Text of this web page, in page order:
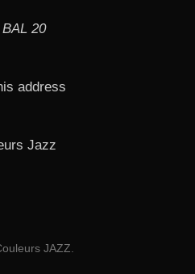
20
address
Jazz
JAZZ.